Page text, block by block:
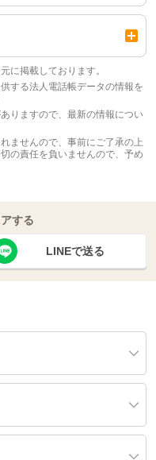
に掲載しております。
する法人電話帳データの情報を
りますので、最新の情報につい
ませんので、事前にご了承の上
の責任を負いませんので、予め
する
LINEで送る